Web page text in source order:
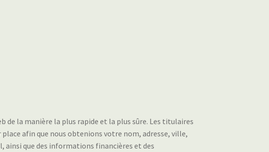
de la manière la plus rapide et la plus sûre. Les titulaires
afin que nous obtenions votre nom, adresse, ville,
que des informations financières et des